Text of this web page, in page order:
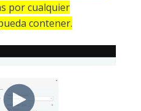
por cualquier
contener.